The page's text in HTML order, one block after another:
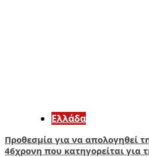
Ελλάδα
Προθεσμία για να απολογηθεί
46χρονη που κατηγορείται για